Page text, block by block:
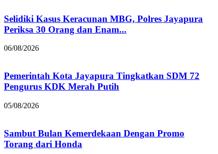
Selidiki Kasus Keracunan MBG, Polres Jayapura
Periksa 30 Orang dan Enam...
06/08/2026
Pemerintah Kota Jayapura Tingkatkan SDM 72
Pengurus KDK Merah Putih
05/08/2026
Sambut Bulan Kemerdekaan Dengan Promo
Torang dari Honda